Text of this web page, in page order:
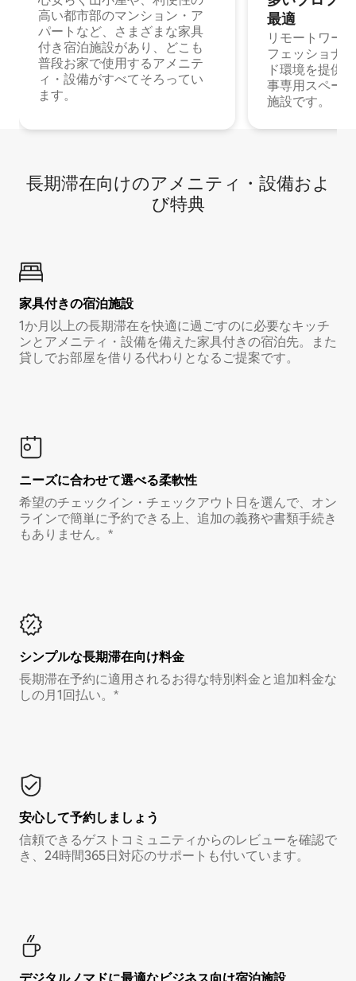
高い都市部のマンション・ア
パートなど、さまざまな家具
付き宿泊施設があり、どこも
普段お家で使用するアメニテ
ィ・設備がすべてそろってい
ます。
最⁠適
リモートワー
フェッショナ
ド環境を提供
事専用スペー
施設です。
長期滞在向け⁠のア⁠メ⁠ニ⁠テ⁠ィ⁠・設⁠備⁠およ
び特⁠典
家具付き⁠の宿⁠泊⁠施⁠設
1か月以上の長期滞在を快適に過ごすのに必要なキッチ
ンとアメニティ・設備を備えた家具付きの宿泊先。また
貸しでお部屋を借りる代わりとなるご提案です。
ニーズに合わせて選べる柔軟性
希望のチェックイン・チェックアウト日を選んで、オン
ラインで簡単に予約できる上、追加の義務や書類手続き
もありません。*
シンプルな長期滞在向け料金
長期滞在予約に適用されるお得な特別料金と追加料金な
しの月1回払い。*
安心して予約しましょう
信頼できるゲストコミュニティからのレビューを確認で
き、24時間365日対応のサポートも付いています。